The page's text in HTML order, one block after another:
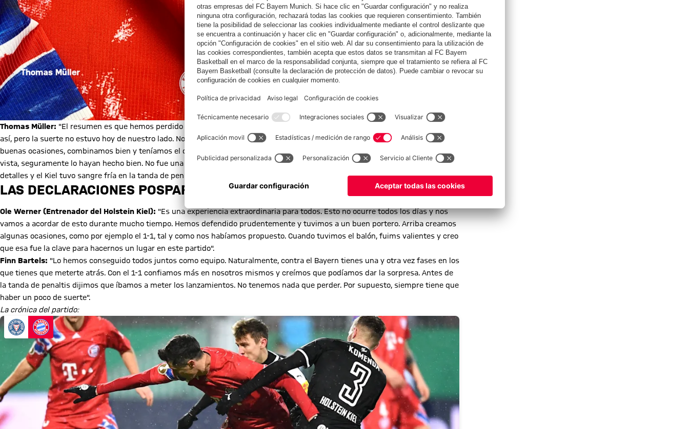
Thomas Müller: "El resumen es que hemos perdido contra el tapado de Kiel. Aunque ahora parezca una tontería tras una derrota
así, pero la suerte no estuvo hoy de nuestro lado. Nos sentimos muy bien en la primera mitad y jugamos decentemente. Tuvimos
buenas ocasiones, combinamos bien y teníamos el control. Los jugadores del Kiel dieron todo lo que tenían. Según su punto de
vista, seguramente lo hayan hecho bien. No fue una sorpresa copera que se vio venir desde el principio. Hemos errado en los
detalles y el Kiel tuvo sangre fría en la tanda de penaltis".
LAS DECLARACIONES POSPARTIDO DEL RIVAL
Ole Werner (Entrenador del Holstein Kiel): "Es una experiencia extraordinaria para todos. Esto no ocurre todos los días y nos
vamos a acordar de esto durante mucho tiempo. Hemos defendido prudentemente y tuvimos a un buen portero. Arriba creamos
algunas ocasiones, como por ejemplo el 1-1, tal y como nos habíamos propuesto. Cuando tuvimos el balón, fuims valientes y creo
que esa fue la clave para hacernos un lugar en este partido".
Finn Bartels: "Lo hemos conseguido todos juntos como equipo. Naturalmente, contra el Bayern tienes una y otra vez fases en los
que tienes que meterte atrás. Con el 1-1 confiamos más en nosotros mismos y creímos que podíamos dar la sorpresa. Antes de
la tanda de penaltis dijimos que íbamos a meter los lanzamientos. No tenemos nada que perder. Por supuesto, siempre tiene que
haber un poco de suerte".
La crónica del partido: